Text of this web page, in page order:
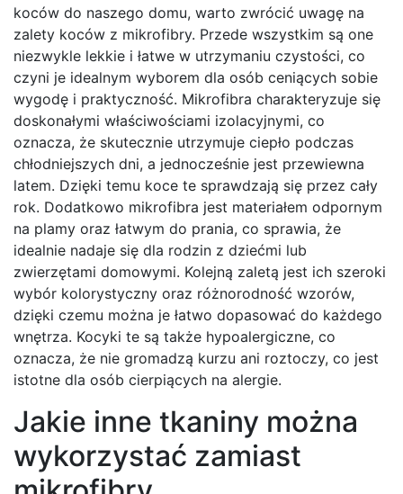
koców do naszego domu, warto zwrócić uwagę na
zalety koców z mikrofibry. Przede wszystkim są one
niezwykle lekkie i łatwe w utrzymaniu czystości, co
czyni je idealnym wyborem dla osób ceniących sobie
wygodę i praktyczność. Mikrofibra charakteryzuje się
doskonałymi właściwościami izolacyjnymi, co
oznacza, że skutecznie utrzymuje ciepło podczas
chłodniejszych dni, a jednocześnie jest przewiewna
latem. Dzięki temu koce te sprawdzają się przez cały
rok. Dodatkowo mikrofibra jest materiałem odpornym
na plamy oraz łatwym do prania, co sprawia, że
idealnie nadaje się dla rodzin z dziećmi lub
zwierzętami domowymi. Kolejną zaletą jest ich szeroki
wybór kolorystyczny oraz różnorodność wzorów,
dzięki czemu można je łatwo dopasować do każdego
wnętrza. Kocyki te są także hypoalergiczne, co
oznacza, że nie gromadzą kurzu ani roztoczy, co jest
istotne dla osób cierpiących na alergie.
Jakie inne tkaniny można
wykorzystać zamiast